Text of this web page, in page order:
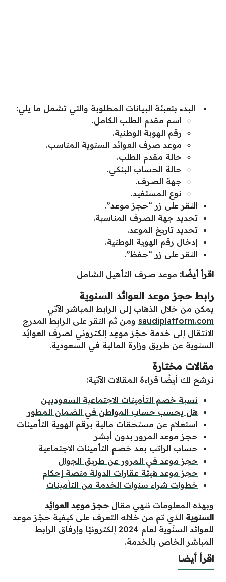
البدء بتعبئة البيانات المطلوبة والتي تشمل ما يلي:
اسم مقدم الطلب الكامل.
رقم الهوبة الوطنية.
موعد صرف العوائد السنوية المناسب.
حالة مقدم الطلب.
حالة الحساب البنكي.
جهة الصرف.
نوع المستفيد.
النقر على زر “حجز موعد”.
تحديد جهة الصرف المناسبة.
تحديد تاريخ الموعد.
إدخال رقم الهوية الوطنية.
النقر على زر “حفظ”.
اقرأ أيضًا: موعد صرف التأهيل الشامل
رابط حجز موعد العوائد السنوية
يمكن من خلال الذهاب إلى الرابط المباشر الآتي
saudiplatform.com ومن ثم النقر على الرابِط المدرج
الانتقال إلى خدمة حجْز موعِد إلكتروني لصرف العوائِد
السنوية عن طريق وزارة المالية في السعودية.
مقالات مختارة
نرشح لك أيضًا قراءة المقالات الآتية:
نسبة خصم التأمينات الاجتماعية السعوديين
هل يحسب حساب المواطن في الضمان المطور
استعلام عن مستحقات مالية برقم الهوية التأمينات
حجز موعد المرور بدون أبشر
حساب الراتب بعد خصم التأمينات الاجتماعية
حجز موعد في المرور عن طريق الجوال
حجز موعد هيئة عقارات الدولة منصة إحكام
خطوات شراء سنوات الخدمة من التأمينات
وبهذه المعلومات ننهي مقال حجز موعِد العوائِد
السنوية الذي تم من خلاله التعرف على كيفية حجْز موعد
للعوائد السنَوية لعام 2024 إلكترونيًا وإرفاق الرابط
المباشر الخاص بالخدمة.
اقرأ أيضا